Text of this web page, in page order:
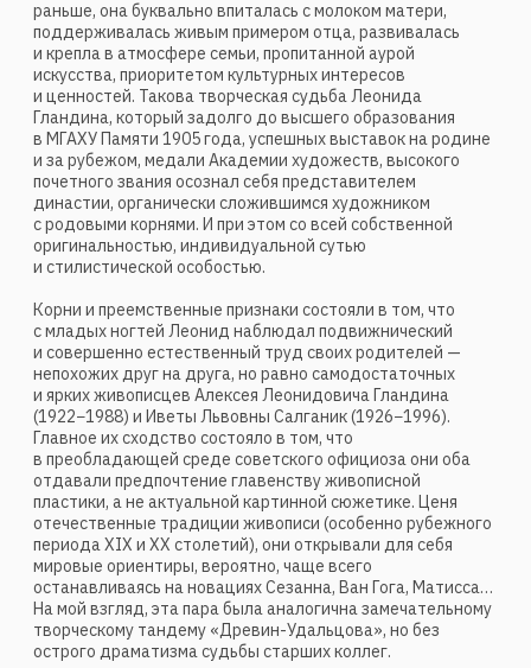
Корни и преемственные признаки состояли в том, что
с младых ногтей Леонид наблюдал подвижнический
и совершенно естественный труд своих родителей —
непохожих друг на друга, но равно самодостаточных
и ярких живописцев Алексея Леонидовича Гландина
(1922−1988) и Иветы Львовны Салганик (1926−1996).
Главное их сходство состояло в том, что
в преобладающей среде советского официоза они оба
отдавали предпочтение главенству живописной
пластики, а не актуальной картинной сюжетике. Ценя
отечественные традиции живописи (особенно рубежного
периода XIX и XX столетий), они открывали для себя
мировые ориентиры, вероятно, чаще всего
останавливаясь на новациях Сезанна, Ван Гога, Матисса…
На мой взгляд, эта пара была аналогична замечательному
творческому тандему «Древин-Удальцова», но без
острого драматизма судьбы старших коллег.
унаследовал идею живописности, примат цветоносности
и декоративной сочности холста или пастельной
поверхности. На ряде совместных выставок семьи
наглядно вырисовывались отличительные признаки
в живописной образности, стилистическом ключе каждого
представителя: вещная, фактурная моделировка образа
в рамках московской школы живописи — отца; тяготение
к поэтизации, первозданной чистоте мотива средствами
«наивной» манеры — матери; стремление к абстрактной
условности изображения, когда сюжетом картины
становится сама живопись — сына. Жанр и собственно
сюжет для последнего являются лишь внешним поводом
выразить внутреннюю энергию цвета, передать всё
богатство психологических состояний и эстетических
предпочтений через сложную формулу живописной
пластики. В этом концептуальном радикализме коренное
отличие, а отнюдь не хронологическое, художника именно
XXI века Леонида Гландина от его родителей, которые
при всех новаторских чертах были всё-таки художниками
прошлого столетия.
Леонид Гландин родился в 1955 году, когда во второй
половине 50-х зародился «второй авангард»,
осуществлявший свое видение искусства, и в стилистике,